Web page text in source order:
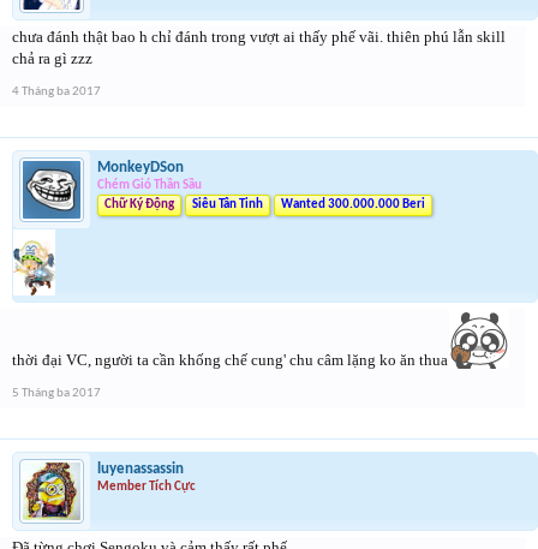
chưa đánh thật bao h chỉ đánh trong vượt ai thấy phế vãi. thiên phú lẫn skill
chả ra gì zzz
4 Tháng ba 2017
MonkeyDSon
Chém Gió Thần Sầu
Chữ Ký Động
Siêu Tân Tinh Wanted 300.000.000 Beri
thời đại VC, người ta cần khống chế cung' chu câm lặng ko ăn thua
5 Tháng ba 2017
luyenassassin
Member Tích Cực